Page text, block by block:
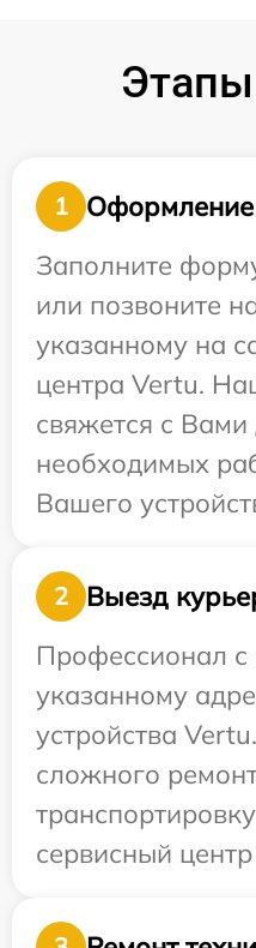
1
Оформление
Заполните
или позвоните
указанному на
центра Vertu.
свяжется с Вами
необходимых
Вашего
2
Выезд
Профессионал с
указанному
устройства
сложного
сервисный